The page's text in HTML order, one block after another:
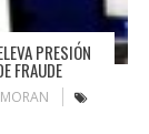
PRESIÓN
FRAUDE